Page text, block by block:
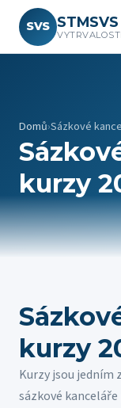
SVS STMSVS
Domů›Sázkové
kurzy
kurzy
Kurzy jsou jedním
sázkové